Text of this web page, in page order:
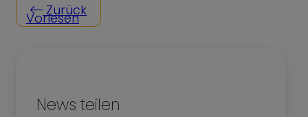
Zurück
Vorlesen
News teilen